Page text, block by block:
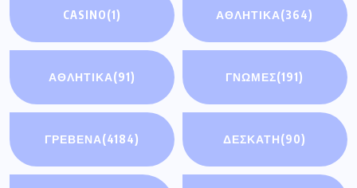
CASINO(1) ΑΘΛΗΤΙΚΑ(364)
ΑΘΛΗΤΙΚΆ(91) ΓΝΩΜΕΣ(191)
ΓΡΕΒΕΝΑ(4184) ΔΕΣΚΑΤΗ(90)